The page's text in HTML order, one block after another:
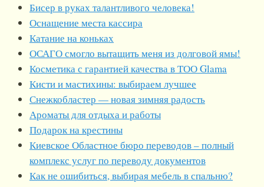
Бисер в руках талантливого человека!
Оснащение места кассира
Катание на коньках
ОСАГО смогло вытащить меня из долговой ямы!
Косметика с гарантией качества в ТОО Glama
Кисти и мастихины: выбираем лучшее
Снежкобластер — новая зимняя радость
Ароматы для отдыха и работы
Подарок на крестины
Киевское Областное бюро переводов – полный
комплекс услуг по переводу документов
Как не ошибиться, выбирая мебель в спальню?